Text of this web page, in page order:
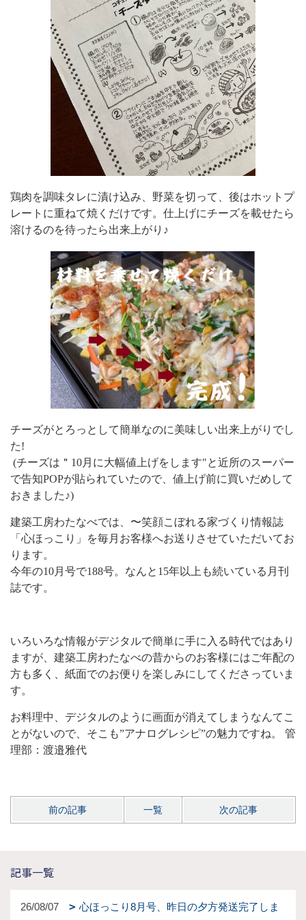
鶏肉を調味タレに漬け込み、野菜を切って、後はホットプ
レートに重ねて焼くだけです。仕上げにチーズを載せたら
溶けるのを待ったら出来上がり♪
チーズがとろっとして簡単なのに美味しい出来上がりでし
た!
(チーズは＂ 10月に大幅値上げをします"と近所のスーパー
で告知POPが貼られていたので、値上げ前に買いだめして
おきました♪)
建築工房わたなべでは、〜笑顔こぼれる家づくり情報誌
「心ほっこり」を毎月お客様へお送りさせていただいてお
ります。
今年の10月号で188号。なんと 15年以上も続いている月刊
誌です。
いろいろな情報がデジタルで簡単に手に入る時代ではあり
ますが、建築工房わたなべの昔からのお客様にはご年配の
方も多く、紙面でのお便りを楽しみにしてくださっていま
す。
お料理中、デジタルのように画面が消えてしまうなんてこ
とがないので、そこも”アナログレシピ”の魅力ですね。 管
理部：渡邉雅代
前の記事 一覧 次の記事
記事一覧
26/08/07
心ほっこり8月号、昨日の夕方発送完了しま